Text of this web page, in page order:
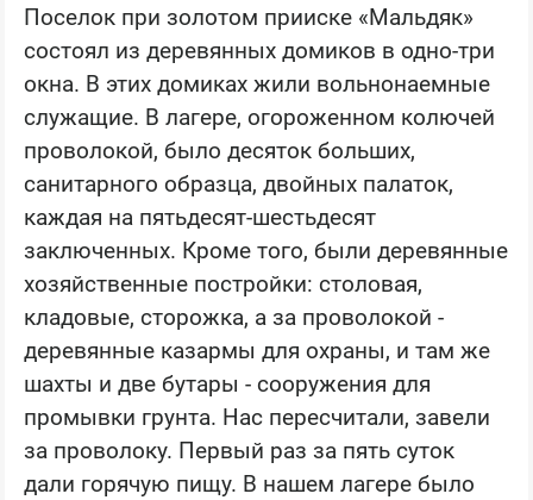
Поселок при золотом прииске «Мальдяк»
состоял из деревянных домиков в одно-три
окна. В этих домиках жили вольнонаемные
служащие. В лагере, огороженном колючей
проволокой, было десяток больших,
санитарного образца, двойных палаток,
каждая на пятьдесят-шестьдесят
заключенных. Кроме того, были деревянные
хозяйственные постройки: столовая,
кладовые, сторожка, а за проволокой -
деревянные казармы для охраны, и там же
шахты и две бутары - сооружения для
промывки грунта. Нас пересчитали, завели
за проволоку. Первый раз за пять суток
дали горячую пищу. В нашем лагере было